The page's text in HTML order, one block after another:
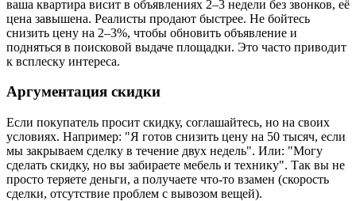
ваша квартира висит в объявлениях 2–3 недели без звонков, её
цена завышена. Реалисты продают быстрее. Не бойтесь
снизить цену на 2–3%, чтобы обновить объявление и
подняться в поисковой выдаче площадки. Это часто приводит
к всплеску интереса.
Аргументация скидки
Если покупатель просит скидку, соглашайтесь, но на своих
условиях. Например: "Я готов снизить цену на 50 тысяч, если
мы закрываем сделку в течение двух недель". Или: "Могу
сделать скидку, но вы забираете мебель и технику". Так вы не
просто теряете деньги, а получаете что-то взамен (скорость
сделки, отсутствие проблем с вывозом вещей).